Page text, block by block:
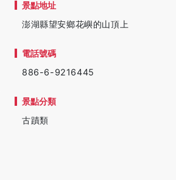
景點地址
澎湖縣望安鄉花嶼的山頂上
電話號碼
886-6-9216445
景點分類
古蹟類